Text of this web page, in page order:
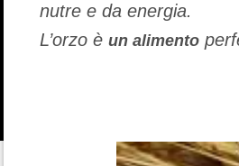
nutre e da energia.
L’orzo è un alimento